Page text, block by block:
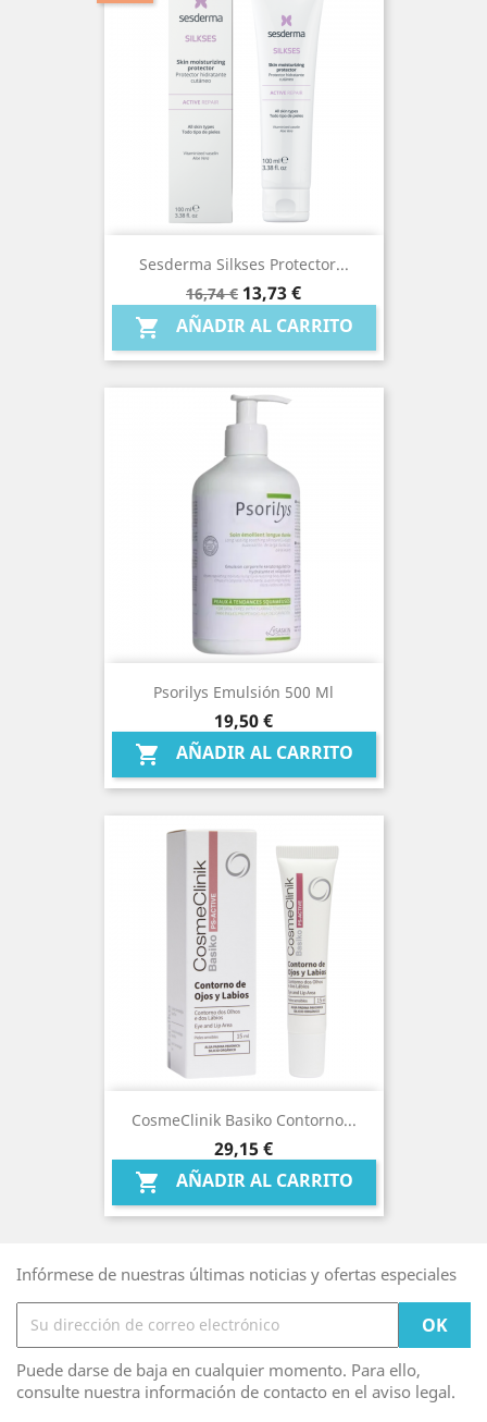
Sesderma Silkses Protector...
Precio
base
16,74 € Precio
13,73 €
 AÑADIR AL CARRITO
Psorilys Emulsión 500 Ml
Precio
19,50 €
 AÑADIR AL CARRITO
CosmeClinik Basiko Contorno...
Precio
29,15 €
 AÑADIR AL CARRITO
Infórmese de nuestras últimas noticias y ofertas especiales
Puede darse de baja en cualquier momento. Para ello,
consulte nuestra información de contacto en el aviso legal.